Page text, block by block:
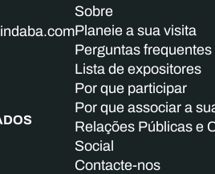
Sobre
Planeie a sua visita
Perguntas frequentes
Lista de expositores
Por que participar
Por que associar a
Relações Públicas e
Social
Contacte-nos